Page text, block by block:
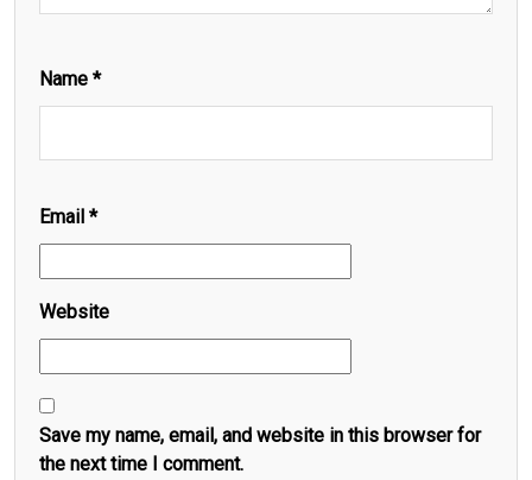
Name *
Email *
Website
Save my name, email, and website in this browser for
the next time I comment.